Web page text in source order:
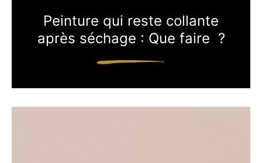
Peinture qui reste collante
après séchage : Que faire ?